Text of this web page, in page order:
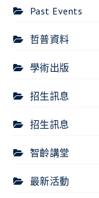
Past Events
哲普資料
學術出版
招生訊息
招生訊息
智齡講堂
最新活動